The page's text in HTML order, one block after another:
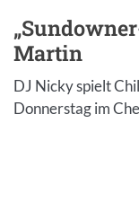
Martin
DJ Nicky spielt
Donnerstag im